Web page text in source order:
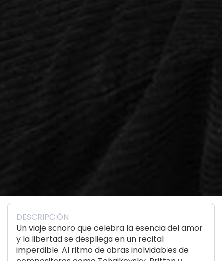
DESCRIPCIÓN
Un viaje sonoro que celebra la esencia del amor
y la libertad se despliega en un recital
imperdible. Al ritmo de obras inolvidables de